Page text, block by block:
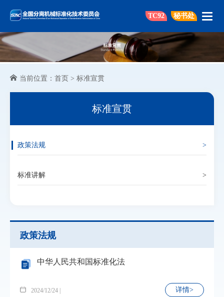
TC92 秘书处
当前位置： 首页 > 标准宣贯
标准宣贯
政策法规 >
标准讲解 >
政策法规
中华人民共和国标准化法
2024/12/24 | 详情>